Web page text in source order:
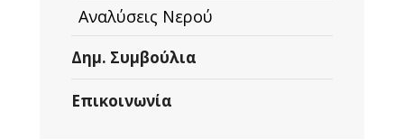
Αναλύσεις Νερού
Δημ. Συμβούλια
Επικοινωνία